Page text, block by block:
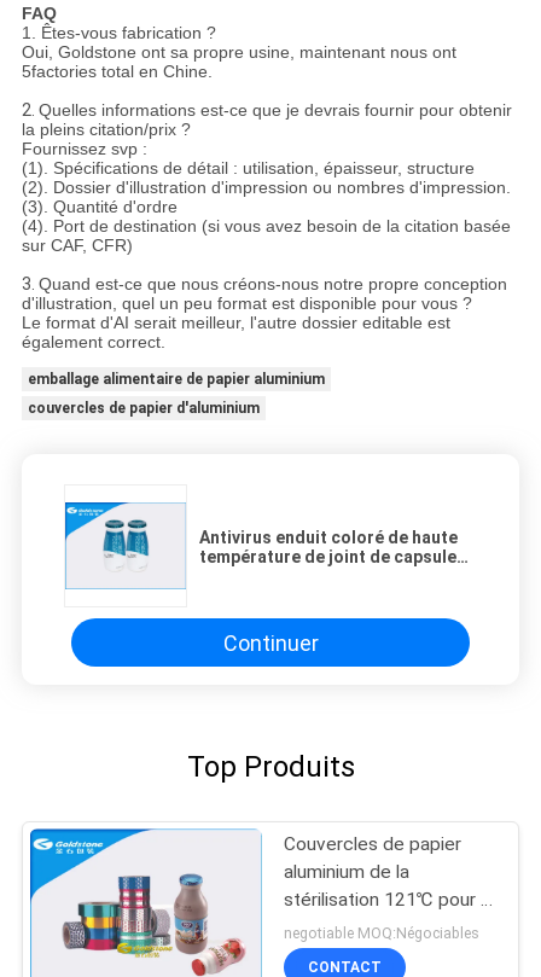
FAQ
1. Êtes-vous fabrication ?
Oui, Goldstone ont sa propre usine, maintenant nous ont
5factories total en Chine.
2. Quelles informations est-ce que je devrais fournir pour obtenir
la pleins citation/prix ?
Fournissez svp :
(1). Spécifications de détail : utilisation, épaisseur, structure
(2). Dossier d'illustration d'impression ou nombres d'impression.
(3). Quantité d'ordre
(4). Port de destination (si vous avez besoin de la citation basée
sur CAF, CFR)
3. Quand est-ce que nous créons-nous notre propre conception
d'illustration, quel un peu format est disponible pour vous ?
Le format d'AI serait meilleur, l'autre dossier editable est
également correct.
emballage alimentaire de papier aluminium
couvercles de papier d'aluminium
Antivirus enduit coloré de haute
température de joint de capsule
Continuer
Top Produits
Couvercles de papier
aluminium de la
stérilisation 121℃ pour la
bouteille en plastique
avec la largeur différente
negotiable MOQ:Négociables
CONTACT